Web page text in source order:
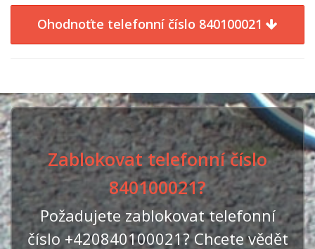
Ohodnoťte telefonní číslo 840100021
Zablokovat telefonní číslo
840100021?
Požadujete zablokovat telefonní
číslo +420840100021? Chcete vědět